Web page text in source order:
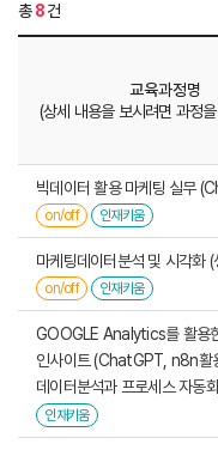
총8건
교육과정명
(상세 내용을 보시려면 과정
빅데이터 활용 마케팅 실무
on/off 인재키움
마케팅데이터분석 및 시각화 (
on/off 인재키움
GOOGLE Analytics를 활용
인사이트 (ChatGPT, n8n활
데이터분석과 프로세스 자동
인재키움